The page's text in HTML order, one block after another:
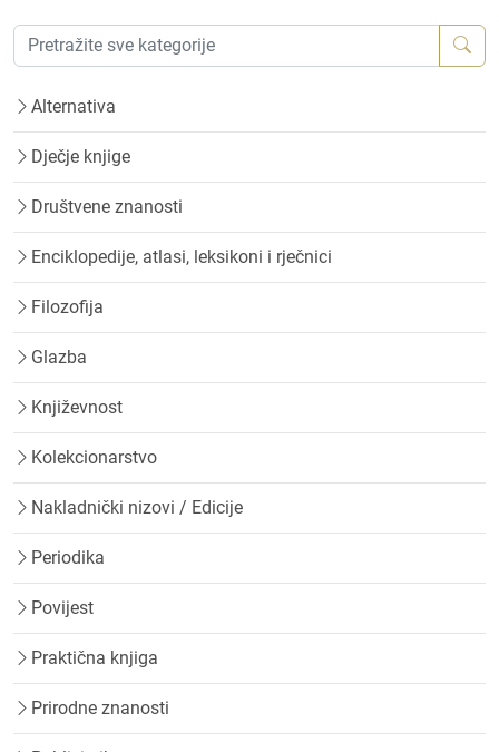
Alternativa
Dječje knjige
Društvene znanosti
Enciklopedije, atlasi, leksikoni i rječnici
Filozofija
Glazba
Književnost
Kolekcionarstvo
Nakladnički nizovi / Edicije
Periodika
Povijest
Praktična knjiga
Prirodne znanosti